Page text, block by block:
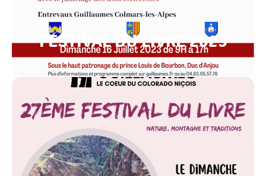
FESTIVAL DU LIVRE 2023